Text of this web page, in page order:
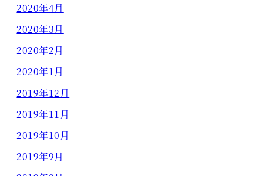
2020年4月
2020年3月
2020年2月
2020年1月
2019年12月
2019年11月
2019年10月
2019年9月